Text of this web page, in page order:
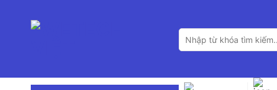
Tìm
kiếm: